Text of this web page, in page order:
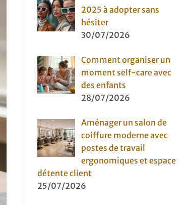
2025 à adopter sans
hésiter
30/07/2026
Comment organiser un
moment self-care avec
des enfants
28/07/2026
Aménager un salon de
coiffure moderne avec
postes de travail
ergonomiques et espace
détente client
25/07/2026